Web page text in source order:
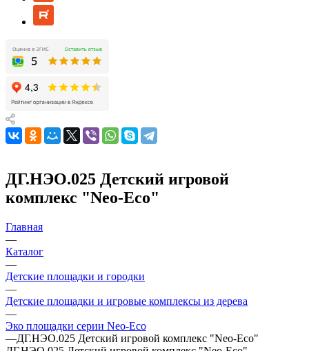
ДГ.НЭО.025 Детский игровой
комплекс "Neo-Eco"
Главная
—
Каталог
—
Детские площадки и городки
—
Детские площадки и игровые комплексы из дерева
—
Эко площадки серии Neo-Eco
—ДГ.НЭО.025 Детский игровой комплекс "Neo-Eco"